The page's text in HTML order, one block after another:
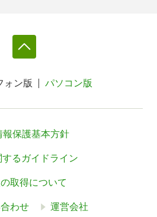
ォン版 パソコン版
報保護基本方針
るガイドライン
取得について
わせ 運営会社